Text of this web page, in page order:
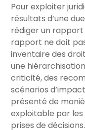
Pour exploiter
résultats d’une
rédiger un
rapport ne doit
inventaire des
une
criticité, des
scénarios
présenté de
exploitable par
prises de décisions.